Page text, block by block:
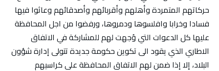
حركاتهم المتمردة وأهلهم وأقربائهم وأصدقائهم وعاثوا فيها
فسادا وخرابا وافلسوها ودمروها، ورفضوا من اجل المحافظة
عليها كل الدعوات التي وُجهت لهم للمشاركة في الاتفاق
الاطاري الذي يقود الى تكوين حكومة جديدة تتولى إدارة شؤون
البلاد، إلا إذا ضمن لهم الاتفاق المحافظة على كراسيهم